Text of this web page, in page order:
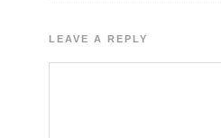
LEAVE A REPLY